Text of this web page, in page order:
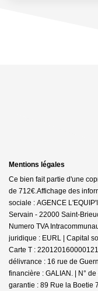
Mentions légales
Ce bien fait partie d'une
de 712€.Affichage des
sociale : AGENCE
Servain - 22000 Saint-
Numero TVA
juridique : EURL | Capital
Carte T :
délivrance : 16 rue de
financière : GALIAN. | N°
garantie : 89 Rue la Boetie